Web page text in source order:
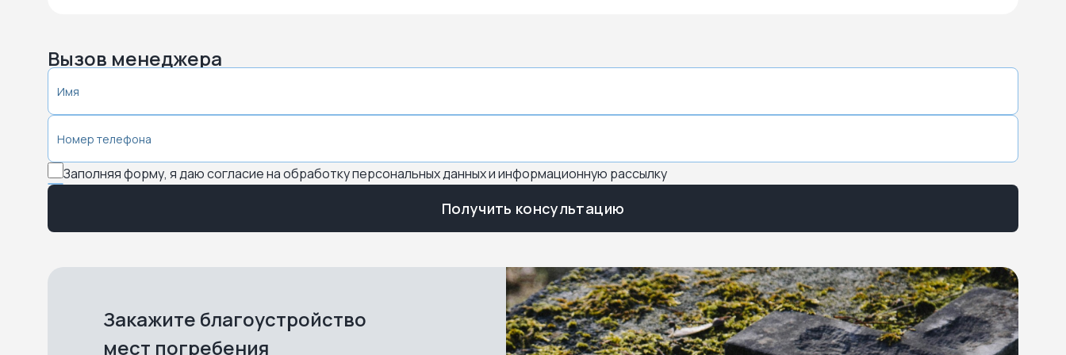
Вызов менеджера
Заполняя форму, я даю согласие на обработку персональных данных и информационную рассылку
Получить консультацию
Закажите благоустройство
мест погребения